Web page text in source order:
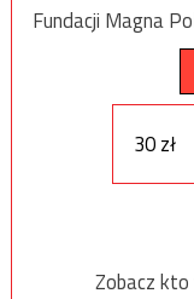
Fundacji Magna
30 zł
Zobacz kto